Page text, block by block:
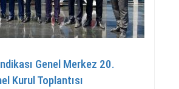
Genel Merkez 20.
Kurul Toplantısı